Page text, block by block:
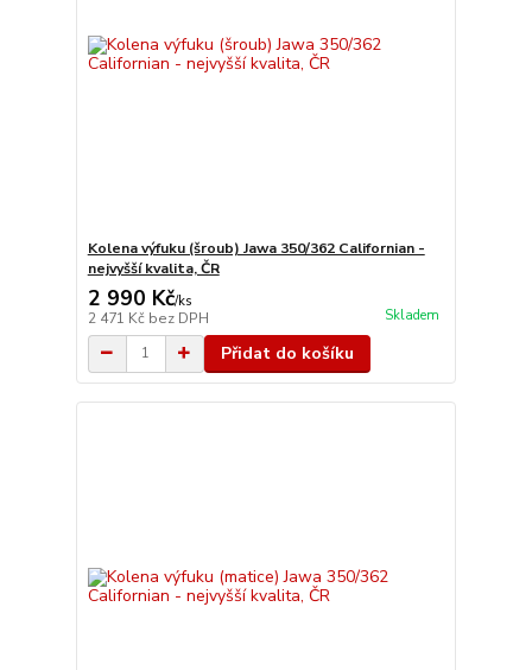
Kolena výfuku (šroub) Jawa 350/362 Californian -
nejvyšší kvalita, ČR
2 990 Kč/ks
2 471 Kč bez DPH Skladem
Přidat do košíku